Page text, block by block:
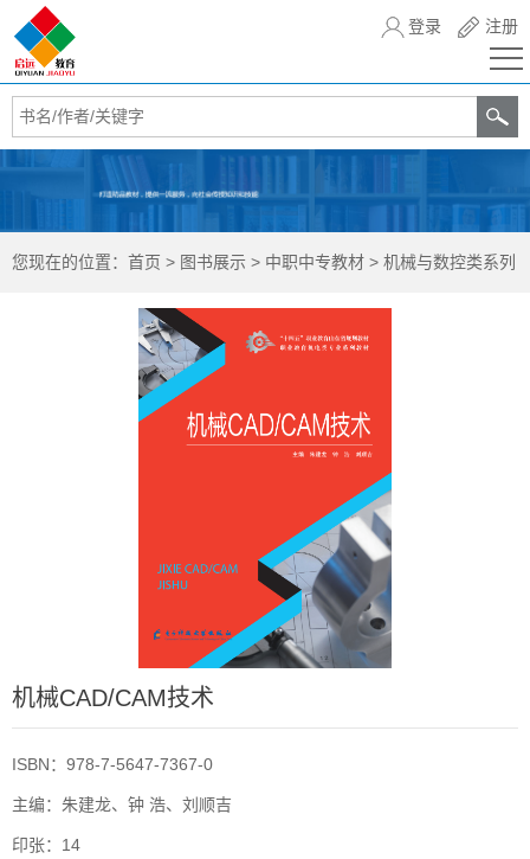
登录 注册
您现在的位置： 首页 > 图书展示 > 中职中专教材 > 机械与数控类系列
机械CAD/CAM技术
ISBN：978-7-5647-7367-0
主编：朱建龙、钟 浩、刘顺吉
印张：14